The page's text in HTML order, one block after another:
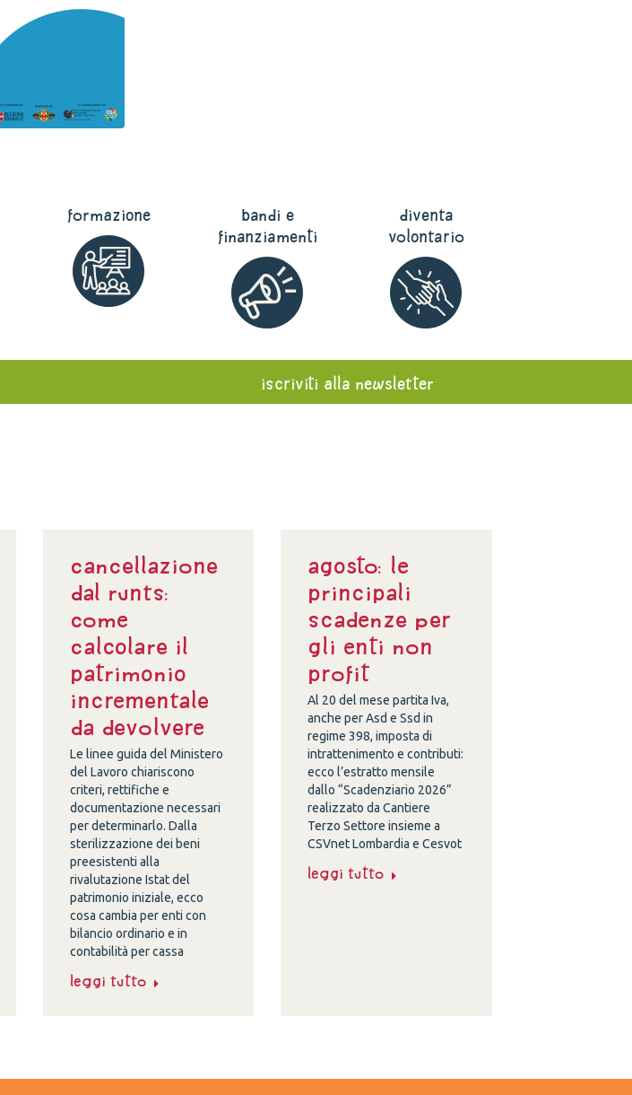
formazione
bandi e
finanziamenti
diventa
volontario
iscriviti alla newsletter
Cancellazione
dal Runts:
come
calcolare il
patrimonio
incrementale
da devolvere
Le linee guida del Ministero
del Lavoro chiariscono
criteri, rettifiche e
documentazione necessari
per determinarlo. Dalla
sterilizzazione dei beni
preesistenti alla
rivalutazione Istat del
patrimonio iniziale, ecco
cosa cambia per enti con
bilancio ordinario e in
contabilità per cassa
Leggi tutto
Agosto: le
principali
scadenze per
gli enti non
profit
Al 20 del mese partita Iva,
anche per Asd e Ssd in
regime 398, imposta di
intrattenimento e contributi:
ecco l’estratto mensile
dallo “Scadenziario 2026”
realizzato da Cantiere
Terzo Settore insieme a
CSVnet Lombardia e Cesvot
Leggi tutto